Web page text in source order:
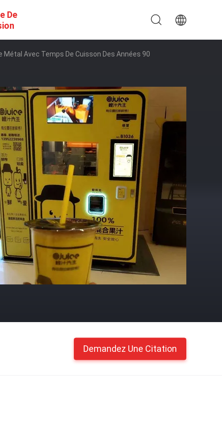
De
Avec Temps De Cuisson Des Années 90
Demandez Une Citation